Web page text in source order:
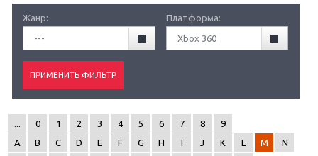
Жанр:
---
Платформа:
Xbox 360
0 1 2 3 4 5 6 7 8
9
A
B C D E F G H I J K L M
N